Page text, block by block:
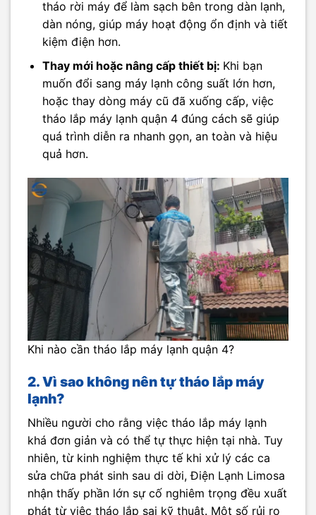
tháo rời máy để làm sạch bên trong dàn lạnh,
dàn nóng, giúp máy hoạt động ổn định và tiết
kiệm điện hơn.
Thay mới hoặc nâng cấp thiết bị: Khi bạn
muốn đổi sang máy lạnh công suất lớn hơn,
hoặc thay dòng máy cũ đã xuống cấp, việc
tháo lắp máy lạnh quận 4 đúng cách sẽ giúp
quá trình diễn ra nhanh gọn, an toàn và hiệu
quả hơn.
Khi nào cần tháo lắp máy lạnh quận 4?
2. Vì sao không nên tự tháo lắp máy
lạnh?
Nhiều người cho rằng việc tháo lắp máy lạnh
khá đơn giản và có thể tự thực hiện tại nhà. Tuy
nhiên, từ kinh nghiệm thực tế khi xử lý các ca
sửa chữa phát sinh sau di dời, Điện Lạnh Limosa
nhận thấy phần lớn sự cố nghiêm trọng đều xuất
phát từ việc tháo lắp sai kỹ thuật. Một số rủi ro